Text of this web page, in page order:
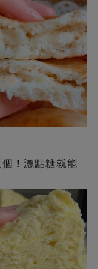
！灑點糖就能